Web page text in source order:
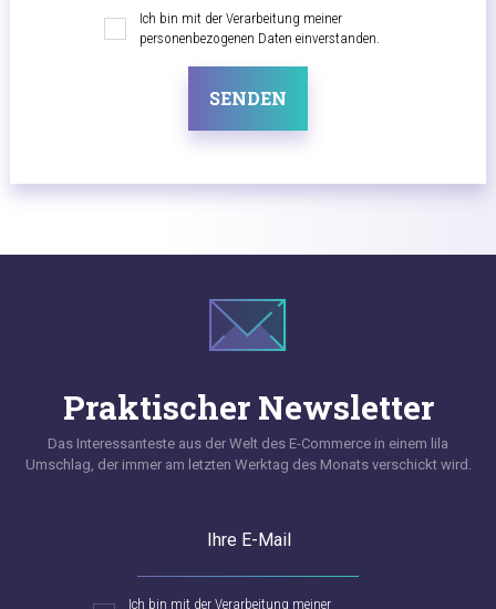
Ich bin mit der Verarbeitung meiner
personenbezogenen Daten einverstanden.
SENDEN
Praktischer Newsletter
Das Interessanteste aus der Welt des E-Commerce in einem lila
Umschlag, der immer am letzten Werktag des Monats verschickt wird.
Ihre E-Mail
Ich bin mit der Verarbeitung meiner